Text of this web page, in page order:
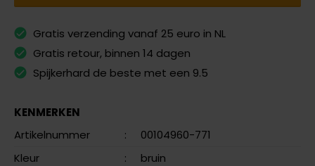
Gratis verzending vanaf 25 euro in NL
Gratis retour, binnen 14 dagen
Spijkerhard de beste met een 9.5
KENMERKEN
Artikelnummer
:
00104960-771
Kleur
:
bruin